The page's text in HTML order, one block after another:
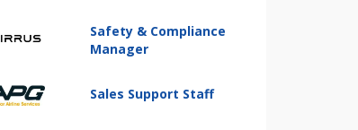
Safety & Compliance
Manager
Sales Support Staff